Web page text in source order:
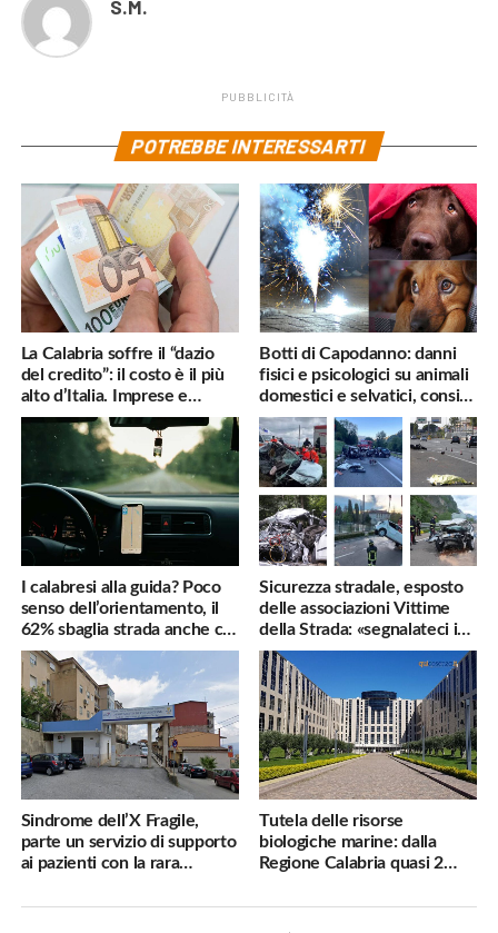
S.M.
PUBBLICITÀ
POTREBBE INTERESSARTI
La Calabria soffre il “dazio
del credito”: il costo è il più
alto d’Italia. Imprese e
famiglie penalizzate
Botti di Capodanno: danni
fisici e psicologici su animali
domestici e selvatici, consigli
utili
I calabresi alla guida? Poco
senso dell’orientamento, il
62% sbaglia strada anche col
navigatore
Sicurezza stradale, esposto
delle associazioni Vittime
della Strada: «segnalateci i
pericoli, interverremo
subito»
Sindrome dell’X Fragile,
parte un servizio di supporto
ai pazienti con la rara
Tutela delle risorse
biologiche marine: dalla
Regione Calabria quasi 2